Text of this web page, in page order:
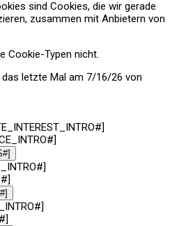
sind Cookies, die wir gerade
zusammen mit Anbietern von
Cookie-Typen nicht.
letzte Mal am 7/16/26 von